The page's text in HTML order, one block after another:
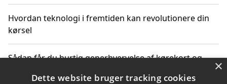
Hvordan teknologi i fremtiden kan revolutionere din
kørsel
Sådan får du hurtig generhvervelse af kørekort og
×
Dette website bruger tracking cookies